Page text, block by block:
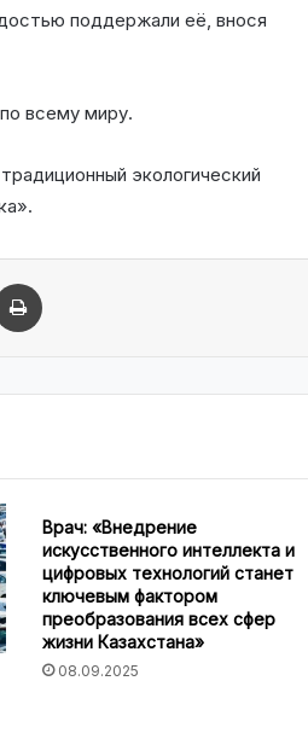
поддержали её, внося
всему миру.
экологический
Врач: «Внедрение
искусственного интеллекта и
цифровых технологий станет
ключевым фактором
преобразования всех сфер
жизни Казахстана»
08.09.2025